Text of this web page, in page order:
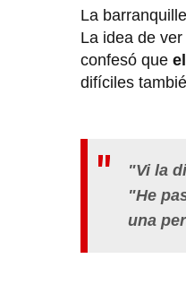
La
La idea de
confesó que
difíciles
"Vi la
"He
una